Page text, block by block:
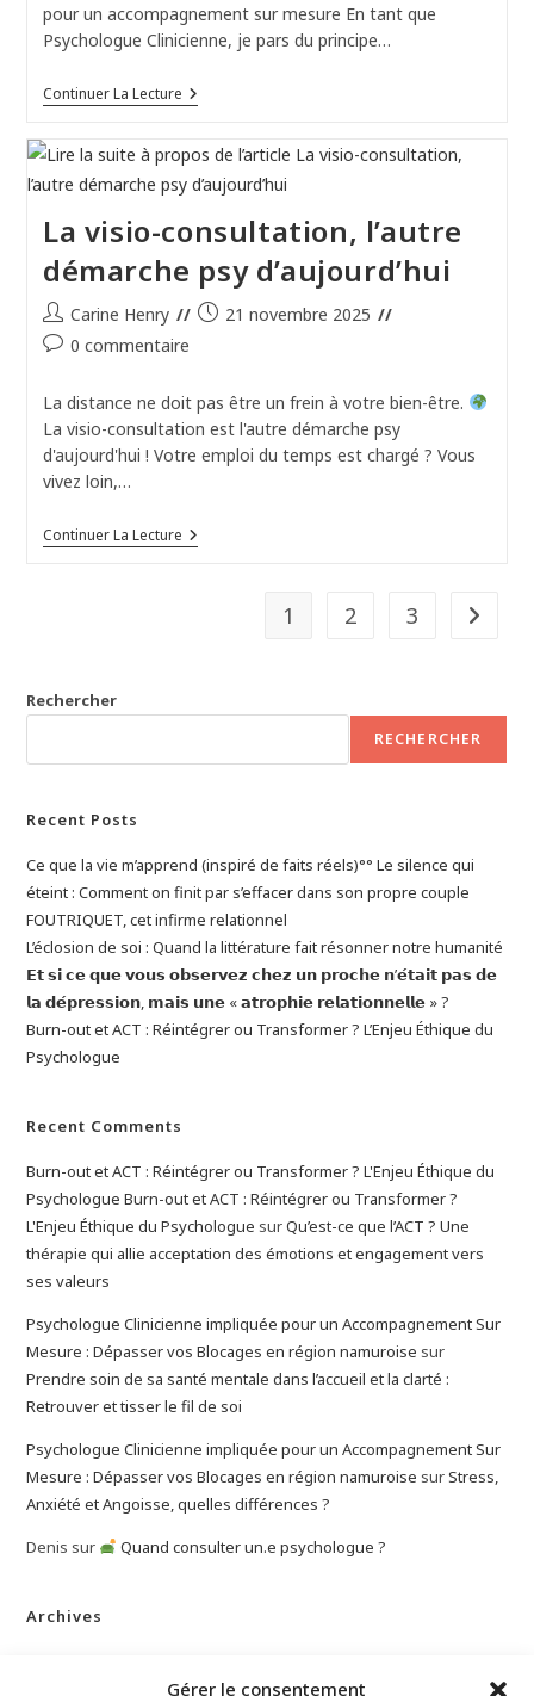
Gérer le consentement
pour un accompagnement sur mesure En tant que
Psychologue Clinicienne, je pars du principe…
Continuer La LecturePsychologue
Clinicienne
Pour
Un
Accompagnement
Mesure,
Dépasser
Vos
Blocages
En
Région
Namuroise
La visio-consultation, l’autre
démarche psy d’aujourd’hui
Auteur/autrice
de
Carine Henry
Publication
21 novembre 2025
Commentaires
la
publication :
0 commentaire
La distance ne doit pas être un frein à votre bien-être.
La visio-consultation est l'autre démarche psy
d'aujourd'hui ! Votre emploi du temps est chargé ? Vous
vivez loin,…
Continuer La LectureLa
Visio-
1 2 3 Aller à
Rechercher
RECHERCHER
Recent Posts
Ce que la vie m’apprend (inspiré de faits réels)°° Le silence qui
éteint : Comment on finit par s’effacer dans son propre couple
FOUTRIQUET, cet infirme relationnel
L’éclosion de soi : Quand la littérature fait résonner notre humanité
𝗘𝘁 𝘀𝗶 𝗰𝗲 𝗾𝘂𝗲 𝘃𝗼𝘂𝘀 𝗼𝗯𝘀𝗲𝗿𝘃𝗲𝘇 𝗰𝗵𝗲𝘇 𝘂𝗻 𝗽𝗿𝗼𝗰𝗵𝗲 𝗻’𝗲́𝘁𝗮𝗶𝘁 𝗽𝗮𝘀 𝗱𝗲
𝗹𝗮 𝗱𝗲́𝗽𝗿𝗲𝘀𝘀𝗶𝗼𝗻, 𝗺𝗮𝗶𝘀 𝘂𝗻𝗲 « 𝗮𝘁𝗿𝗼𝗽𝗵𝗶𝗲 𝗿𝗲𝗹𝗮𝘁𝗶𝗼𝗻𝗻𝗲𝗹𝗹𝗲 » ?
Burn-out et ACT : Réintégrer ou Transformer ? L’Enjeu Éthique du
Psychologue
Recent Comments
Burn-out et ACT : Réintégrer ou Transformer ? L'Enjeu Éthique du
Psychologue Burn-out et ACT : Réintégrer ou Transformer ?
L'Enjeu Éthique du Psychologue surQu’est-ce que l’ACT ? Une
thérapie qui allie acceptation des émotions et engagement vers
ses valeurs
Psychologue Clinicienne impliquée pour un Accompagnement Sur
Mesure : Dépasser vos Blocages en région namuroise sur
Prendre soin de sa santé mentale dans l’accueil et la clarté :
Retrouver et tisser le fil de soi
Psychologue Clinicienne impliquée pour un Accompagnement Sur
Mesure : Dépasser vos Blocages en région namuroise surStress,
Anxiété et Angoisse, quelles différences ?
Denis sur Quand consulter un.e psychologue ?
Archives